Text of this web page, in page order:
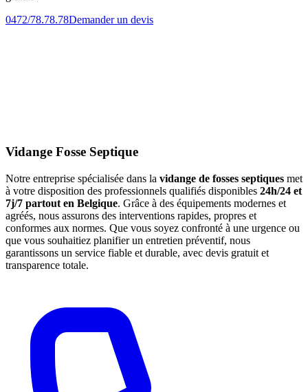
0472/78.78.78Demander un devis
Vidange Fosse Septique
Notre entreprise spécialisée dans la vidange de fosses septiques met
à votre disposition des professionnels qualifiés disponibles 24h/24 et
7j/7 partout en Belgique. Grâce à des équipements modernes et
agréés, nous assurons des interventions rapides, propres et
conformes aux normes. Que vous soyez confronté à une urgence ou
que vous souhaitiez planifier un entretien préventif, nous
garantissons un service fiable et durable, avec devis gratuit et
transparence totale.